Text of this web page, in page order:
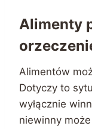
Alimenty
Alimentów
Dotyczy to
wyłącznie
niewinny